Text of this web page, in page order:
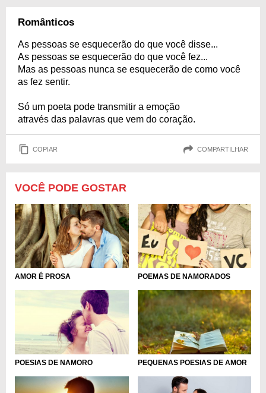
Românticos
As pessoas se esquecerão do que você disse...
As pessoas se esquecerão do que você fez...
Mas as pessoas nunca se esquecerão de como você
as fez sentir.
Só um poeta pode transmitir a emoção
através das palavras que vem do coração.
COPIAR COMPARTILHAR
VOCÊ PODE GOSTAR
AMOR É PROSA POEMAS DE NAMORADOS
POESIAS DE NAMORO PEQUENAS POESIAS DE AMOR